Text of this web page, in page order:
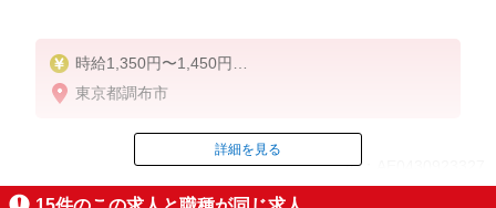
時給1,350円〜1,450円
5-8時 1450円
19-22時 1500円
22-5時 1875円（深夜手当含む）
東京都調布市
ID：AE0430923327
詳細を見る